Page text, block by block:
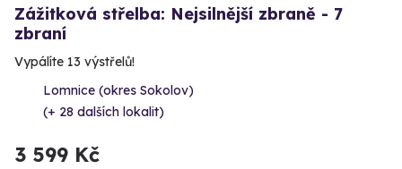
Zážitková střelba: Nejsilnější zbraně - 7
zbraní
Vypálíte 13 výstřelů!
Lomnice (okres Sokolov)
(+ 28 dalších lokalit)
3 599 Kč